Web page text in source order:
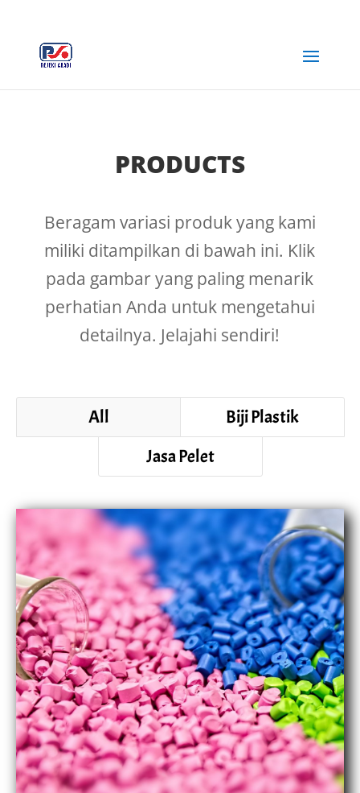
PRODUCTS
Beragam variasi produk yang kami
miliki ditampilkan di bawah ini. Klik
pada gambar yang paling menarik
perhatian Anda untuk mengetahui
detailnya. Jelajahi sendiri!
All
Biji Plastik
Jasa Pelet